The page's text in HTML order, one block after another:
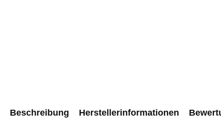
Beschreibung Herstellerinformationen